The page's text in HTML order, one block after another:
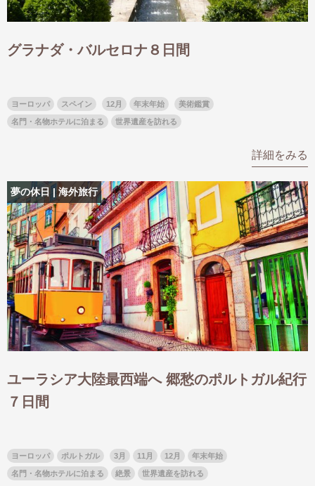
グラナダ・バルセロナ８日間
ヨーロッパ スペイン 12月 年末年始 美術鑑賞
名門・名物ホテルに泊まる 世界遺産を訪れる
詳細をみる
夢の休日 | 海外旅行
ユーラシア大陸最西端へ 郷愁のポルトガル紀行
７日間
ヨーロッパ ポルトガル 3月 11月 12月 年末年始
名門・名物ホテルに泊まる 絶景 世界遺産を訪れる